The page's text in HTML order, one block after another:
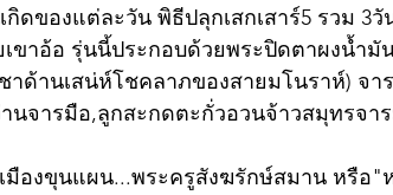
ดของแต่ละวัน พิธีปลุกเสกเสาร์5 รวม 3วั
เขาอ้อ รุ่นนี้ประกอบด้วยพระปิดตาผงน้ำ
ด้านเสน่ห์โชคลาภของสายมโนราห์) จา
จารมือ,ลูกสะกดตะกั่วอวนจ้าวสมุทรจา
มืองขุนแผน...พระครูสังฆรักษ์สมาน หรือ